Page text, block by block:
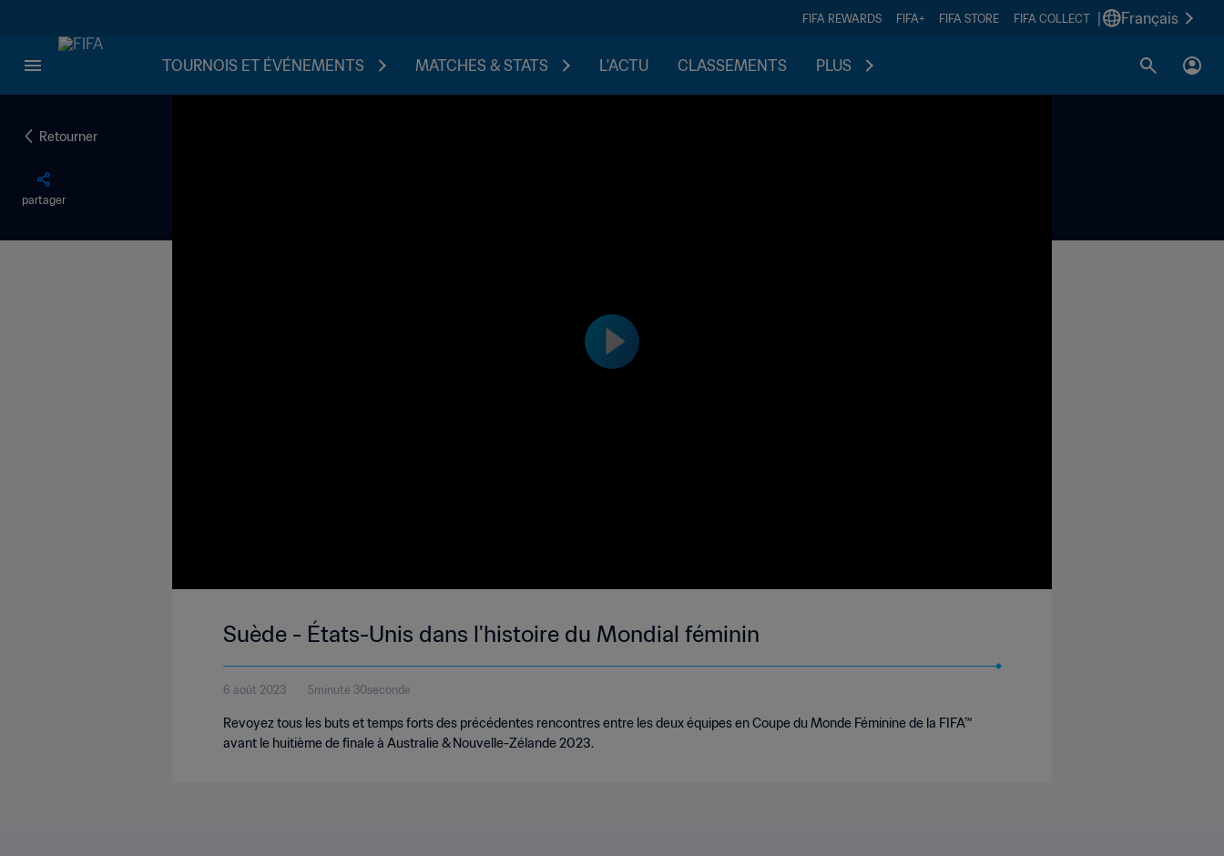
FIFA REWARDS FIFA+ FIFA STORE FIFA COLLECT Français
TOURNOIS ET ÉVÉNEMENTS MATCHES & STATS L'ACTU CLASSEMENTS PLUS
Retourner
partager
Suède - États-Unis dans l'histoire du Mondial féminin
6 août 2023 5minute 30seconde
Revoyez tous les buts et temps forts des précédentes rencontres entre les deux équipes en Coupe du Monde Féminine de la FIFA™
avant le huitième de finale à Australie & Nouvelle-Zélande 2023.